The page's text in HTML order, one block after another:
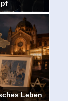
Leben